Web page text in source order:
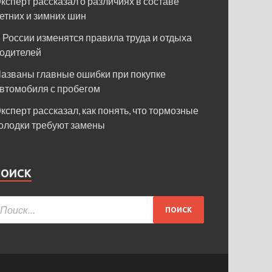
и зимних шин
России изменятся правила труда и отдыха
главные ошибки при покупке
с пробегом
рассказал, как понять, что тормозные
требуют замены